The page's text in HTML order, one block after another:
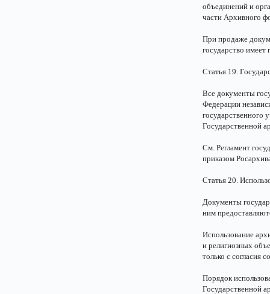
объединений и
части Архивного
При продаже
государство
Статья 19.
Все документы
Федерации
государственного
Государственной
См. Регламент
приказом
Статья 20.
Документы
ним
Использование
и религиозных
только с согласия
Порядок
Государственной